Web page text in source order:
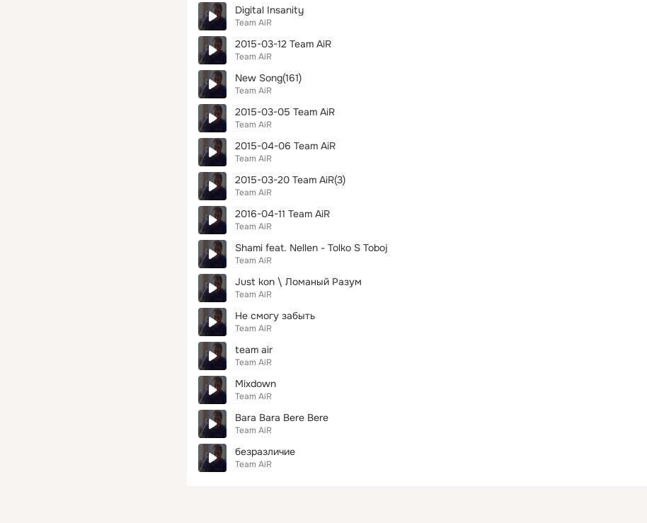
Digital Insanity
Team AiR
2015-03-12 Team AiR
Team AiR
New Song(161)
Team AiR
2015-03-05 Team AiR
Team AiR
2015-04-06 Team AiR
Team AiR
2015-03-20 Team AiR(3)
Team AiR
2016-04-11 Team AiR
Team AiR
Shami feat. Nellen - Tolko S Toboj
Team AiR
Just kon \ Ломаный Разум
Team AiR
Не смогу забыть
Team AiR
team air
Team AiR
Mixdown
Team AiR
Bara Bara Bere Bere
Team AiR
безразличие
Team AiR